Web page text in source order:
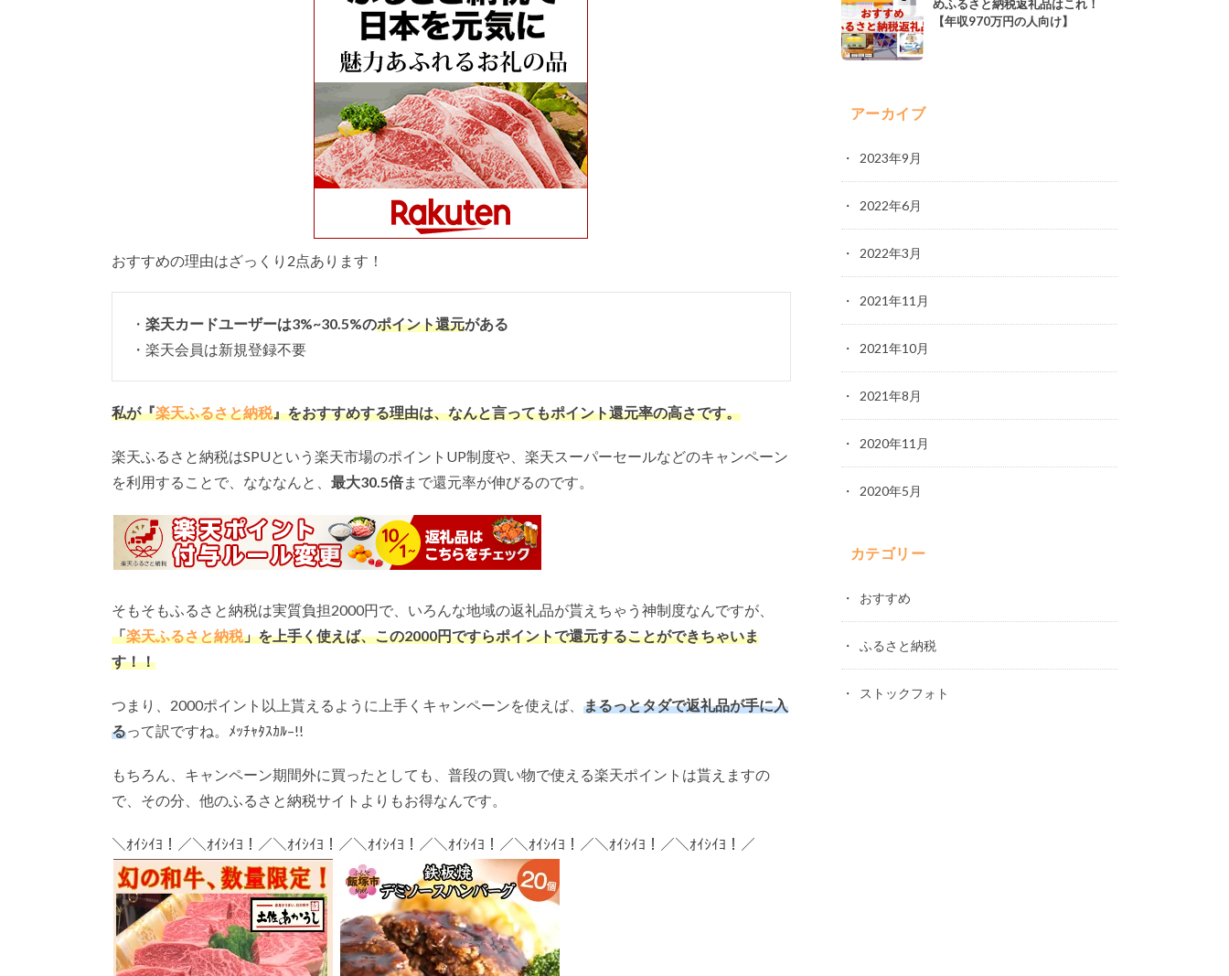
おすすめの理由はざっくり2点あります！
・ 楽天カードユーザーは3%~30.5%のポイント還元がある
・楽天会員は新規登録不要
私が『楽天ふるさと納税』をおすすめする理由は、なんと言ってもポイント還元率の高さです。
楽天ふるさと納税はSPUという楽天市場のポイントUP制度や、楽天スーパーセールなどのキャンペーン
を利用することで、なななんと、 最大30.5倍まで還元率が伸びるのです。
そもそもふるさと納税は実質負担2000円で、いろんな地域の返礼品が貰えちゃう神制度なんですが、
「楽天ふるさと納税」を上手く使えば、この2000円ですらポイントで還元することができちゃいま
す！！
つまり、2000ポイント以上貰えるように上手くキャンペーンを使えば、 まるっとタダで返礼品が手に入
るって訳ですね。ﾒｯﾁｬﾀｽｶﾙ–!!
もちろん、キャンペーン期間外に買ったとしても、普段の買い物で使える楽天ポイントは貰えますの
で、その分、他のふるさと納税サイトよりもお得なんです。
＼ｵｲｼｲﾖ！／＼ｵｲｼｲﾖ！／＼ｵｲｼｲﾖ！／＼ｵｲｼｲﾖ！／＼ｵｲｼｲﾖ！／＼ｵｲｼｲﾖ！／＼ｵｲｼｲﾖ！／＼ｵｲｼｲﾖ！／
めふるさと納税返礼品はこれ！
【年収970万円の人向け】
アーカイブ
2023年9月
2022年6月
2022年3月
2021年11月
2021年10月
2021年8月
2020年11月
2020年5月
カテゴリー
おすすめ
ふるさと納税
ストックフォト